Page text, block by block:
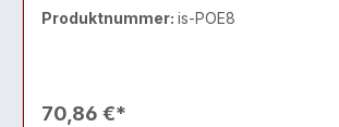
Produktnummer: is-POE8
70,86 €*